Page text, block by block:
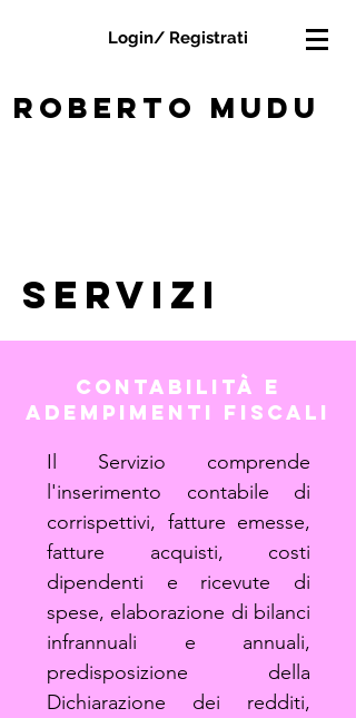
Login/ Registrati
roberto mudu
servizi
contabilità e
adempimenti fiscali
Il Servizio comprende
l'inserimento contabile di
corrispettivi, fatture emesse,
fatture acquisti, costi
dipendenti e ricevute di
spese, elaborazione di bilanci
infrannuali e annuali,
predisposizione della
Dichiarazione dei redditi,